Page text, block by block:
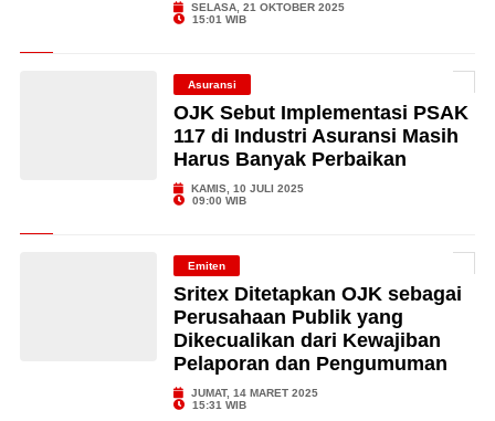
SELASA, 21 OKTOBER 2025
15:01 WIB
Asuransi
OJK Sebut Implementasi PSAK
117 di Industri Asuransi Masih
Harus Banyak Perbaikan
KAMIS, 10 JULI 2025
09:00 WIB
Emiten
Sritex Ditetapkan OJK sebagai
Perusahaan Publik yang
Dikecualikan dari Kewajiban
Pelaporan dan Pengumuman
JUMAT, 14 MARET 2025
15:31 WIB